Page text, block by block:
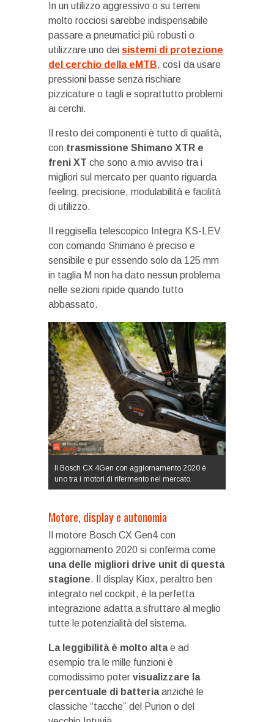
In un utilizzo aggressivo o su terreni
molto rocciosi sarebbe indispensabile
passare a pneumatici più robusti o
utilizzare uno dei sistemi di protezione
del cerchio della eMTB, così da usare
pressioni basse senza rischiare
pizzicature o tagli e soprattutto problemi
ai cerchi.
Il resto dei componenti è tutto di qualità,
con trasmissione Shimano XTR e
freni XT che sono a mio avviso tra i
migliori sul mercato per quanto riguarda
feeling, precisione, modulabilità e facilità
di utilizzo.
Il reggisella telescopico Integra KS-LEV
con comando Shimano è preciso e
sensibile e pur essendo solo da 125 mm
in taglia M non ha dato nessun problema
nelle sezioni ripide quando tutto
abbassato.
Il Bosch CX 4Gen con aggiornamento 2020 è
uno tra i motori di rifermento nel mercato.
Motore, display e autonomia
Il motore Bosch CX Gen4 con
aggiornamento 2020 si conferma come
una delle migliori drive unit di questa
stagione. Il display Kiox, peraltro ben
integrato nel cockpit, è la perfetta
integrazione adatta a sfruttare al meglio
tutte le potenzialità del sistema.
La leggibilità è molto altae ad
esempio tra le mille funzioni è
comodissimo poter visualizzare la
percentuale di batteriaanziché le
classiche “tacche” del Purion o del